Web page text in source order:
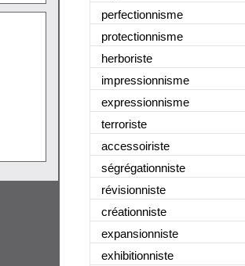
perfectionnisme
protectionnisme
herboriste
impressionnisme
expressionnisme
terroriste
accessoiriste
ségrégationniste
révisionniste
créationniste
expansionniste
exhibitionniste